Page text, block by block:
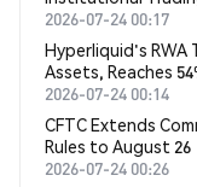
2026-07-24 00:17
Hyperliquid's RWA
Assets, Reaches
2026-07-24 00:14
CFTC Extends
Rules to August 26
2026-07-24 00:26